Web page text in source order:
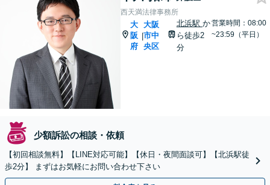
西天満法律事務所
大
阪
府
|
大阪
市中
央区
北浜駅 か
ら徒歩2
分
営業時間：08:00
~23:59（平日）
少額訴訟の相談・依頼
【初回相談無料】【LINE対応可能】【休日・夜間面談可】【北浜駅徒
歩2分】 まずはお気軽にお問い合わせ下さい